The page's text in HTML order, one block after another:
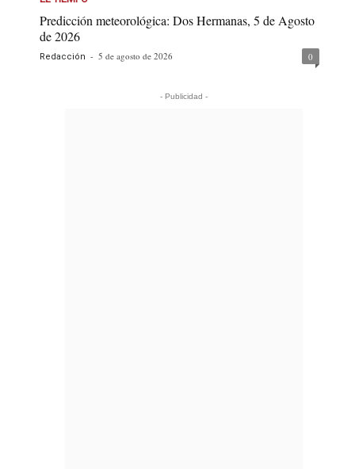
Predicción meteorológica: Dos Hermanas, 5 de Agosto
de 2026
Redacción - 5 de agosto de 2026 0
- Publicidad -